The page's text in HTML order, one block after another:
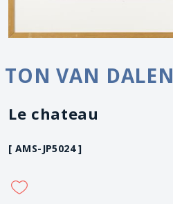
TON VAN DALEN
Le chateau
[ AMS-JP5024 ]